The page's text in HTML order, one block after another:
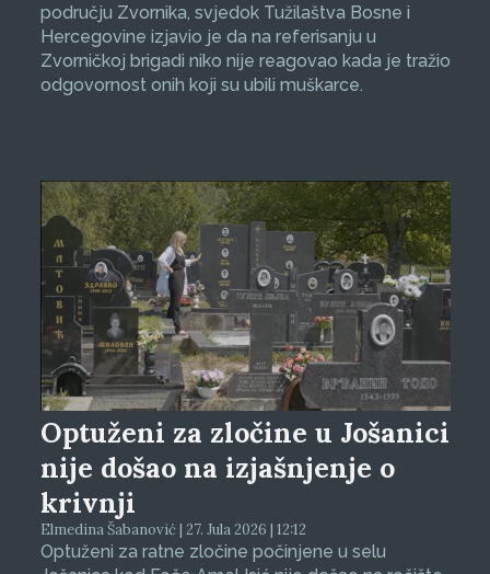
području Zvornika, svjedok Tužilaštva Bosne i
Hercegovine izjavio je da na referisanju u
Zvorničkoj brigadi niko nije reagovao kada je tražio
odgovornost onih koji su ubili muškarce.
Optuženi za zločine u Jošanici
nije došao na izjašnjenje o
krivnji
Elmedina Šabanović | 27. Jula 2026 | 12:12
Optuženi za ratne zločine počinjene u selu